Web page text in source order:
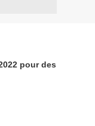
pour des